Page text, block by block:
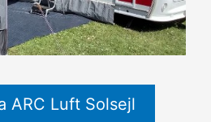
ARC Luft Solsejl